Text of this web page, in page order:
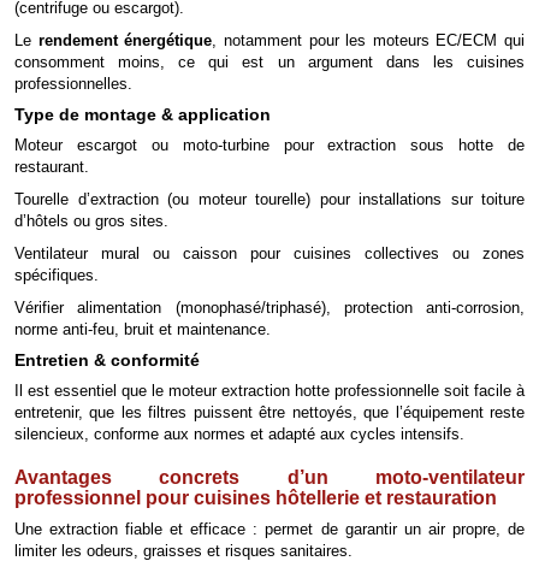
(centrifuge ou escargot).
Le rendement énergétique, notamment pour les moteurs EC/ECM qui
consomment moins, ce qui est un argument dans les cuisines
professionnelles.
Type de montage & application
Moteur escargot ou moto-turbine pour extraction sous hotte de
restaurant.
Tourelle d’extraction (ou moteur tourelle) pour installations sur toiture
d’hôtels ou gros sites.
Ventilateur mural ou caisson pour cuisines collectives ou zones
spécifiques.
Vérifier alimentation (monophasé/triphasé), protection anti-corrosion,
norme anti-feu, bruit et maintenance.
Entretien & conformité
Il est essentiel que le moteur extraction hotte professionnelle soit facile à
entretenir, que les filtres puissent être nettoyés, que l’équipement reste
silencieux, conforme aux normes et adapté aux cycles intensifs.
Avantages concrets d’un moto-ventilateur
professionnel pour cuisines hôtellerie et restauration
Une extraction fiable et efficace : permet de garantir un air propre, de
limiter les odeurs, graisses et risques sanitaires.